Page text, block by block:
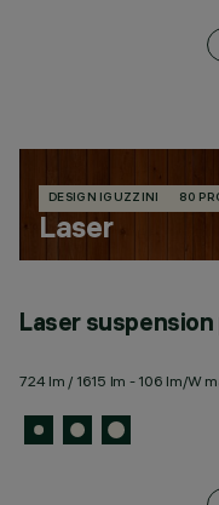
DESIGN IGUZZINI 80
Laser
Laser
724 lm / 1615 lm - 106 lm/W